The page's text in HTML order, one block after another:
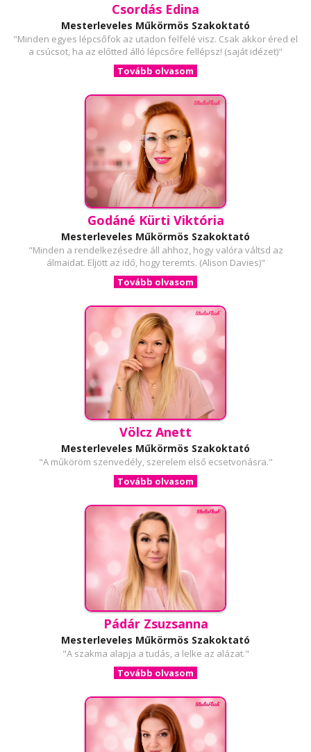
Csordás Edina
Mesterleveles Műkörmös Szakoktató
"Minden egyes lépcsőfok az utadon felfelé visz. Csak akkor éred el
a csúcsot, ha az előtted álló lépcsőre fellépsz! (saját idézet)"
Tovább olvasom
Godáné Kürti Viktória
Mesterleveles Műkörmös Szakoktató
"Minden a rendelkezésedre áll ahhoz, hogy valóra váltsd az
álmaidat. Eljött az idő, hogy teremts. (Alison Davies)"
Tovább olvasom
Völcz Anett
Mesterleveles Műkörmös Szakoktató
"A műköröm szenvedély, szerelem első ecsetvonásra."
Tovább olvasom
Pádár Zsuzsanna
Mesterleveles Műkörmös Szakoktató
"A szakma alapja a tudás, a lelke az alázat."
Tovább olvasom